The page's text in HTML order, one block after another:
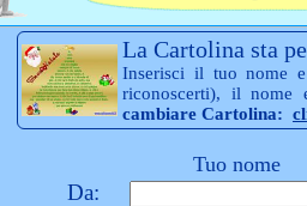
La Cartolina sta
Inserisci il tuo nome
riconoscerti), il
cambiare Cartolina:
Tuo nome
Da: